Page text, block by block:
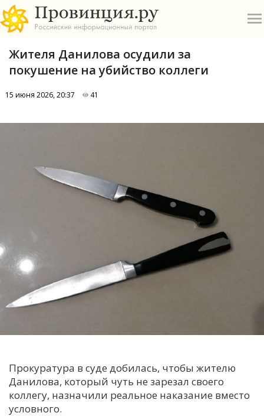
Б
Е
И
К
О
Жителя Данилова осудили за
покушение на убийство коллеги
15 июня 2026, 20:37 41
Прокуратура в суде добилась, чтобы жителю
Данилова, который чуть не зарезал своего
коллегу, назначили реальное наказание вместо
условного.